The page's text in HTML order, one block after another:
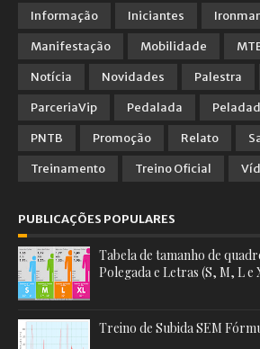
Informação
Iniciantes
Manifestação
Mobilidade
Notícia
Novidades Palestra
ParceriaVip
Pedalada
PNTB
Promoção Relato
Treinamento
Treino Oficial
PUBLICAÇÕES POPULARES
Tabela de tamanho de
Polegada e Letras (S, M, L e
Treino de Subida SEM